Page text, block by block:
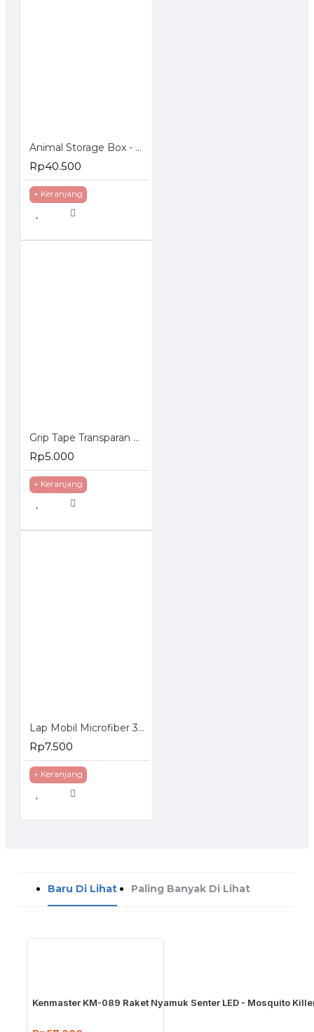
Animal Storage Box - Bangku Anak - Tempat Penyimpanan Mainan
Rp40.500
+ Keranjang
Grip Tape Transparan Washable Reuse Ivy Isolasi 3 cm x 1 Meter
Rp5.000
+ Keranjang
Lap Mobil Microfiber 30x40cm Serbaguna 2 Warna
Rp7.500
+ Keranjang
Baru Di Lihat Paling Banyak Di Lihat
Kenmaster KM-089 Raket Nyamuk Senter LED - Mosquito